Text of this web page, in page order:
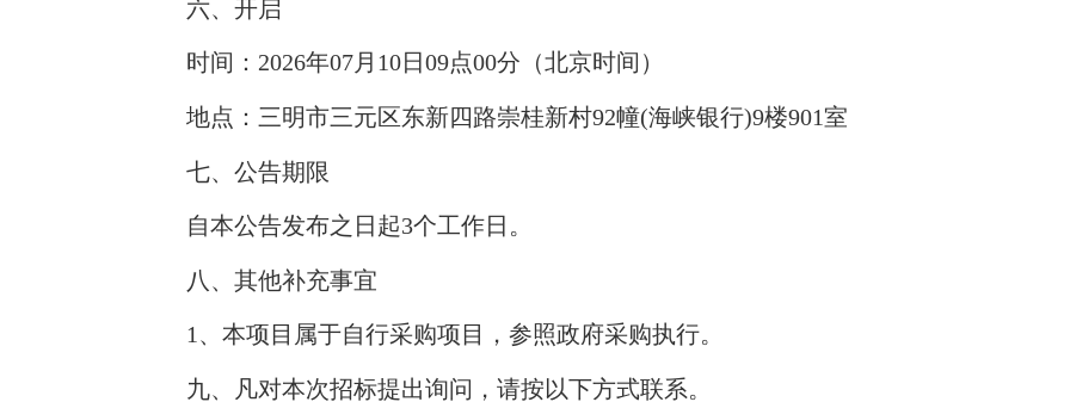
六、开启
时间：2026年07月10日09点00分（北京时间）
地点：三明市三元区东新四路崇桂新村92幢(海峡银行)9楼901室
七、公告期限
自本公告发布之日起3个工作日。
八、其他补充事宜
1、本项目属于自行采购项目，参照政府采购执行。
九、凡对本次招标提出询问，请按以下方式联系。